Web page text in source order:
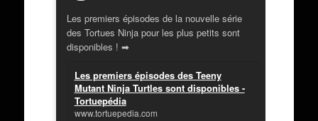
Les premiers épisodes de la nouvelle série
des Tortues Ninja pour les plus petits sont
disponibles ! ➡
Les premiers épisodes des Teeny
Mutant Ninja Turtles sont disponibles -
Tortuepédia
www.tortuepedia.com